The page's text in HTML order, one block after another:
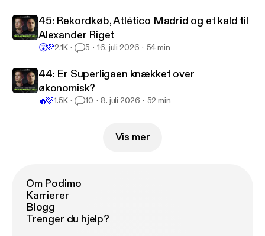
45: Rekordkøb, Atlético Madrid og et kald til
Alexander Riget
😲💜2.1K 5 16. juli 2026 54 min
44: Er Superligaen knækket over
økonomisk?
🔥💜1.5K 10 8. juli 2026 52 min
Vis mer
Om Podimo
Karrierer
Blogg
Trenger du hjelp?